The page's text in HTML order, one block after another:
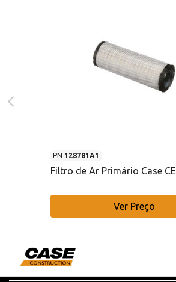
PN 128781A1
Filtro de Ar Primário Case CE
Ver Preço